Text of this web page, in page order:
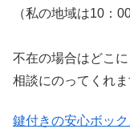
（私の地域は10：
不在の場合はどこ
相談にのってくれま
鍵付きの安心ボッ